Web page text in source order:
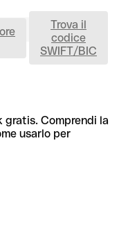
Trova il
codice
SWIFT/BIC
gratis. Comprendi la
usarlo per